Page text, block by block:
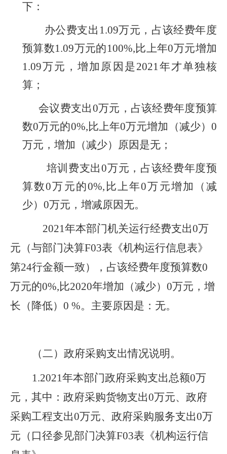
下：
办公费支出1.09万元，占该经费年度
预算数1.09万元的100%,比上年0万元增加
1.09万元，增加原因是2021年才单独核
算 ；
会议费支出0万元，占该经费年度预算
数0万元的0%,比上年0万元增加（减少）0
万元，增加 （减少） 原因是无；
培训费支出0万元，占该经费年度预
算数0万元的0%,比上年0万元增加（减
少）0万元，增减原因无。
2021年本部门机关运行经费支出0万
元（与部门决算F03表《机构运行信息表》
第24行金额一致）， 占该经费年度预算数0
万元的0%,比2020年增加（减少）0万元，增
长（降低）0 %。主要原因是：无。
（二）政府采购支出情况说明。
1.2021年本部门政府采购支出总额0万
元，其中：政府采购货物支出0万元、政府
采购工程支出0万元、政府采购服务支出0万
元（口径参见部门决算F03表《机构运行信